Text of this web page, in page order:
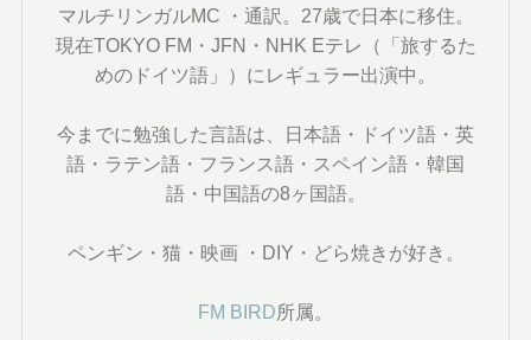
マルチリンガルMC ・通訳。27歳で日本に移住。
現在TOKYO FM・JFN・NHK Eテレ（「旅するた
めのドイツ語」）にレギュラー出演中。
今までに勉強した言語は、日本語・ドイツ語・英
語・ラテン語・フランス語・スペイン語・韓国
語・中国語の8ヶ国語。
ペンギン・猫・映画 ・DIY・どら焼きが好き。
FM BIRD所属。